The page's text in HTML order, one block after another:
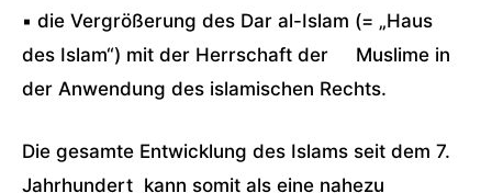
▪ die Vergrößerung des Dar al-Islam (= „Haus
des Islam“) mit der Herrschaft der Muslime in
der Anwendung des islamischen Rechts.
Die gesamte Entwicklung des Islams seit dem 7.
Jahrhundert kann somit als eine nahezu